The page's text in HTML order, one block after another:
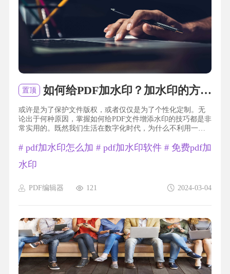
置顶 如何给PDF加水印？加水印的方法是什么？
或许是为了保护文件版权，或者仅仅是为了个性化定制。无
论出于何种原因，掌握如何给PDF文件增添水印的技巧都是非
常实用的。既然我们生活在数字化时代，为什么不利用一些
将分享给大家一些快捷而有效的方法，让您轻松掌握如何给
助用户方便地对PDF文件进行编辑和管理。其中，加水印是这
PDF编辑器 2024-03-04
121
# pdf加水印怎么加 # pdf加水印软件# 免费pdf加
水印